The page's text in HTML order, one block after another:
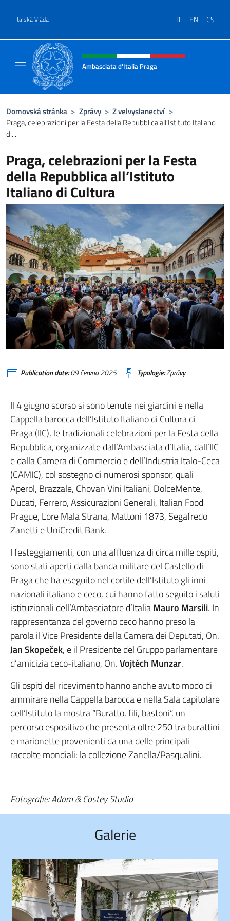
Italská Vláda IT EN CS
Záhlaví webu, sociální sítě a
Ambasciata d'Italia Praga
Domovská stránka > Zprávy > Z velvyslanectví >
Praga, celebrazioni per la Festa della Repubblica all’Istituto Italiano
di...
Praga, celebrazioni per la Festa
della Repubblica all’Istituto
Italiano di Cultura
Publication date:09 června 2025 Typologie:Zprávy
Il 4 giugno scorso si sono tenute nei giardini e nella
Cappella barocca dell’Istituto Italiano di Cultura di
Praga (IIC), le tradizionali celebrazioni per la Festa della
Repubblica, organizzate dall’Ambasciata d’Italia, dall’IIC
e dalla Camera di Commercio e dell’Industria Italo-Ceca
(CAMIC), col sostegno di numerosi sponsor, quali
Aperol, Brazzale, Chovan Vini Italiani, DolceMente,
Ducati, Ferrero, Assicurazioni Generali, Italian Food
Prague, Lore Mala Strana, Mattoni 1873, Segafredo
Zanetti e UniCredit Bank.
I festeggiamenti, con una affluenza di circa mille ospiti,
sono stati aperti dalla banda militare del Castello di
Praga che ha eseguito nel cortile dell’Istituto gli inni
nazionali italiano e ceco, cui hanno fatto seguito i saluti
istituzionali dell’Ambasciatore d’ItaliaMauro Marsili. In
rappresentanza del governo ceco hanno preso la
parola il Vice Presidente della Camera dei Deputati, On.
Jan Skopeček, e il Presidente del Gruppo parlamentare
d’amicizia ceco-italiano, On.Vojtěch Munzar.
Gli ospiti del ricevimento hanno anche avuto modo di
ammirare nella Cappella barocca e nella Sala capitolare
dell’Istituto la mostra “Buratto, fili, bastoni“, un
percorso espositivo che presenta oltre 250 tra burattini
e marionette provenienti da una delle principali
raccolte mondiali: la collezione Zanella/Pasqualini.
Fotografie: Adam & Costey Studio
Galerie